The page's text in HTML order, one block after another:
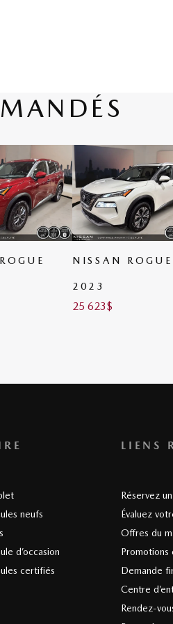
NISSAN ROGUE
2023
25 623$
neufs
d’occasion
certifiés
LIENS
Réservez
Évaluez
Offres du
Promotions
Demande
Centre
Rendez-